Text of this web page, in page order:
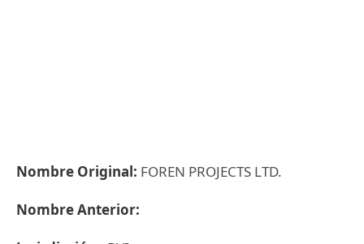
Nombre Original: FOREN PROJECTS LTD.
Nombre Anterior: